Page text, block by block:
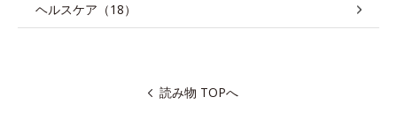
ヘルスケア（18）
読み物 TOPへ